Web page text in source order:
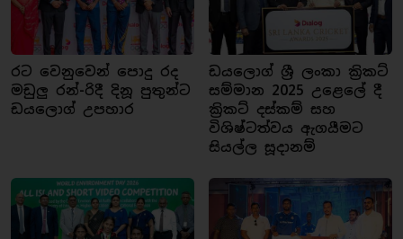
රට වෙනුවෙන් පොදු රද
මඩුලු රන්-රිදී දිනූ පුතුන්ට
ඩයලොග් උපහාර
ඩයලොග් ශ්‍රී ලංකා ක්‍රිකට්
සම්මාන 2025 උළෙලේ දී
ක්‍රිකට් දස්කම් සහ
විශිෂ්ටත්වය ඇගයීමට
සියල්ල සූදානම්